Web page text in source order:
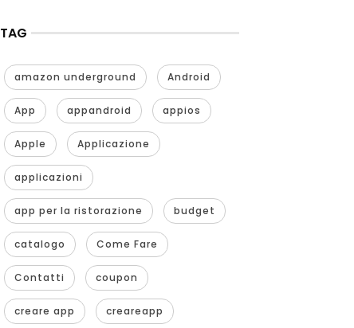
TAG
amazon underground Android
App appandroid appios
Apple Applicazione
applicazioni
app per la ristorazione budget
catalogo Come Fare
Contatti coupon
creare app creareapp